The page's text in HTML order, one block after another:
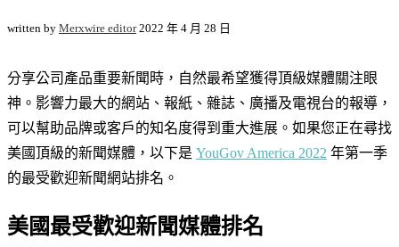
written by Merxwire editor 2022 年 4 月 28 日
分享公司產品重要新聞時，自然最希望獲得頂級媒體關注眼
神。影響力最大的網站、報紙、雜誌、廣播及電視台的報導，
可以幫助品牌或客戶的知名度得到重大進展。如果您正在尋找
美國頂級的新聞媒體，以下是 YouGov America 2022 年第一季
的最受歡迎新聞網站排名。
美國最受歡迎新聞媒體排名